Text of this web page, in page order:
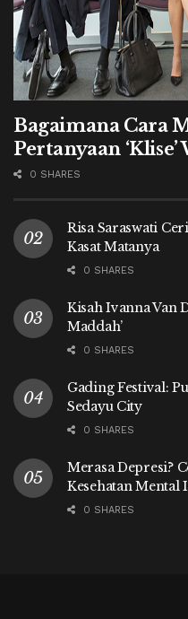
Bagaimana Cara
Pertanyaan ‘Klise’
0 SHARES
Risa Saraswati
Kasat Matanya
0 SHARES
Kisah Ivanna Van
Maddah’
0 SHARES
Gading Festival:
Sedayu City
0 SHARES
Merasa Depresi?
Kesehatan Mental
0 SHARES